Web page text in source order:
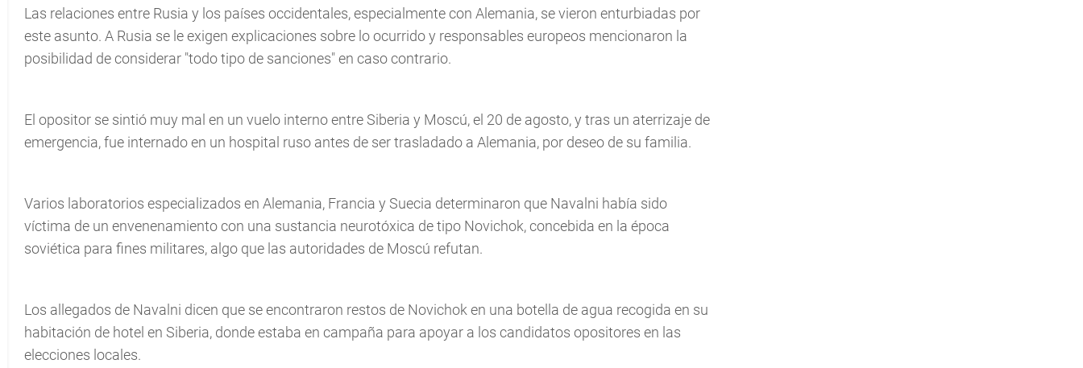
Las relaciones entre Rusia y los países occidentales, especialmente con Alemania, se vieron enturbiadas por
este asunto. A Rusia se le exigen explicaciones sobre lo ocurrido y responsables europeos mencionaron la
posibilidad de considerar "todo tipo de sanciones" en caso contrario.
El opositor se sintió muy mal en un vuelo interno entre Siberia y Moscú, el 20 de agosto, y tras un aterrizaje de
emergencia, fue internado en un hospital ruso antes de ser trasladado a Alemania, por deseo de su familia.
Varios laboratorios especializados en Alemania, Francia y Suecia determinaron que Navalni había sido
víctima de un envenenamiento con una sustancia neurotóxica de tipo Novichok, concebida en la época
soviética para fines militares, algo que las autoridades de Moscú refutan.
Los allegados de Navalni dicen que se encontraron restos de Novichok en una botella de agua recogida en su
habitación de hotel en Siberia, donde estaba en campaña para apoyar a los candidatos opositores en las
elecciones locales.